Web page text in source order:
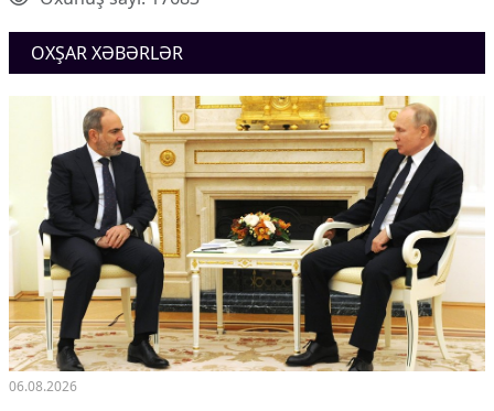
OXŞAR XƏBƏRLƏR
06.08.2026